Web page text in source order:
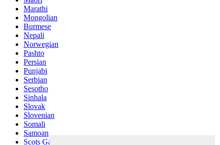
Marathi
Mongolian
Burmese
Nepali
Norwegian
Pashto
Persian
Punjabi
Serbian
Sesotho
Sinhala
Slovak
Slovenian
Somali
Samoan
Scots Gaelic